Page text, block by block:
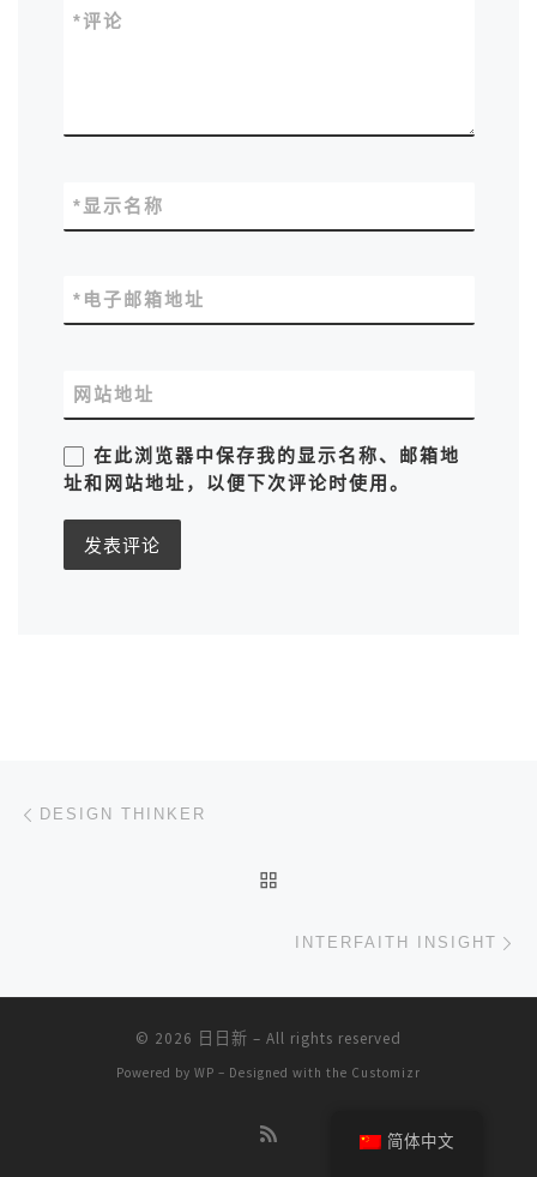
评论
*
显示名称
*
电子邮箱地址
*
网站地址
在此浏览器中保存我的显示名称、邮箱地
址和网站地址，以便下次评论时使用。
文章导航
DESIGN THINKER
INTERFAITH INSIGHT
© 2026 日日新 – All rights reserved
Powered by WP – Designed with the Customizr
简体中文